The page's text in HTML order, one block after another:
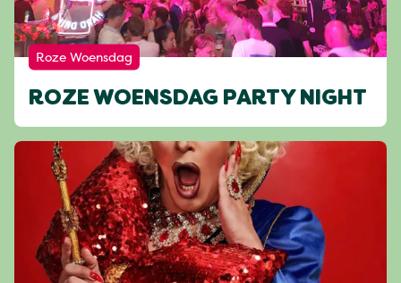
Roze Woensdag
ROZE WOENSDAG PARTY NIGHT